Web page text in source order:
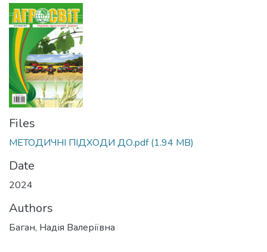
Files
МЕТОДИЧНІ ПІДХОДИ ДО.pdf(1.94 MB)
Date
2024
Authors
Баган, Надія Валеріївна